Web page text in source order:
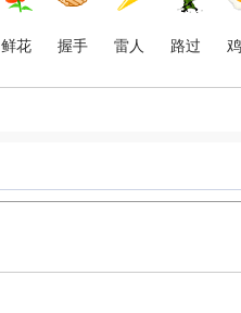
鲜花 握手 雷人 路过